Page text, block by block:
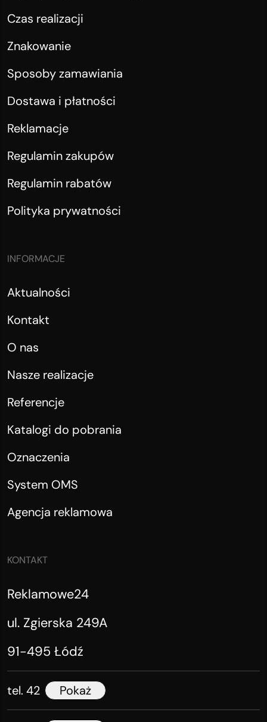
Czas realizacji
Znakowanie
Sposoby zamawiania
Dostawa i płatności
Reklamacje
Regulamin zakupów
Regulamin rabatów
Polityka prywatności
INFORMACJE
Aktualności
Kontakt
O nas
Nasze realizacje
Referencje
Katalogi do pobrania
Oznaczenia
System OMS
Agencja reklamowa
KONTAKT
Reklamowe24
ul. Zgierska 249A
91-495 Łódź
tel. 42 Pokaż